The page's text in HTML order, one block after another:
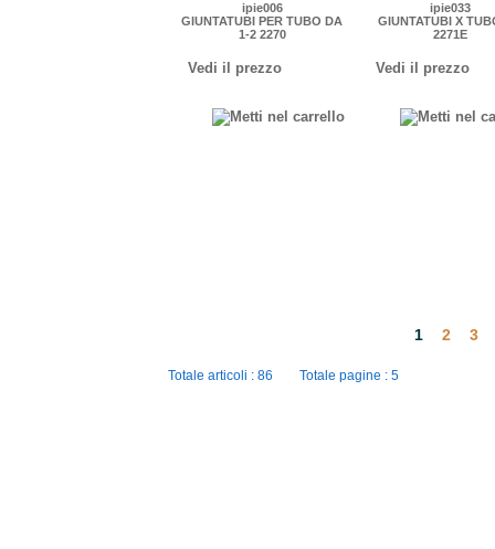
ipie006
GIUNTATUBI PER TUBO DA
1-2 2270
Vedi il prezzo
ipie033
GIUNTATUBI X
2271E
Vedi il prezzo
1 2 3
Totale articoli : 86 Totale pagine : 5